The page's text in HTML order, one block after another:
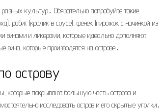
культур․ Обязательно попробуйте такие
рабит (кролик в соусе), фенек (пирожок с начинкой из
винами и ликерами, которые идеально дополняют
которые производятся на острове․
острову
которые покрывают большую часть острова и
исследовать остров и его скрытые уголки․